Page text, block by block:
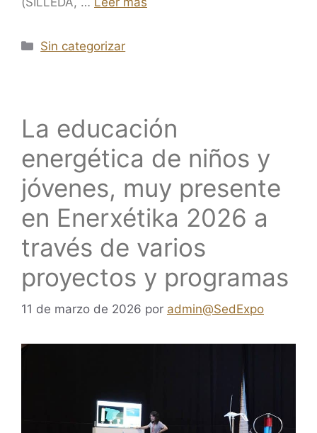
Sin categorizar
La educación
energética de niños y
jóvenes, muy presente
en Enerxétika 2026 a
través de varios
proyectos y programas
11 de marzo de 2026 por admin@SedExpo